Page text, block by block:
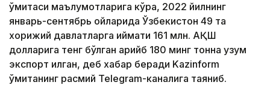
қўмитаси маълумотларига кўра, 2022 йилнинг
январь-сентябрь ойларида Ўзбекистон 49 та
хорижий давлатларга қиймати 161 млн. АҚШ
долларига тенг бўлган қарийб 180 минг тонна узум
экспорт қилган, деб хабар беради Kazinform
қўмитанинг расмий Telegram-каналига таяниб.